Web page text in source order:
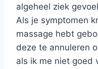
algeheel ziek
Als je symptomen
massage hebt
deze te annuleren
als ik me niet goed